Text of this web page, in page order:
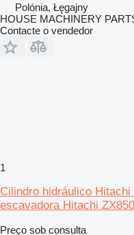
Polónia, Łęgajny
HOUSE MACHINERY
Contacte o vendedor
1
Cilindro hidráulico
escavadora Hitachi
Preço sob consulta